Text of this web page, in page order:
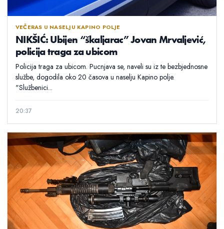
VEČERAS U NASELJU KAPINO POLJE
NIKŠIĆ: Ubijen “škaljarac” Jovan Mrvaljević,
policija traga za ubicom
Policija traga za ubicom. Pucnjava se, naveli su iz te bezbjednosne
službe, dogodila oko 20 časova u naselju Kapino polje.
"Službenici...
20:37